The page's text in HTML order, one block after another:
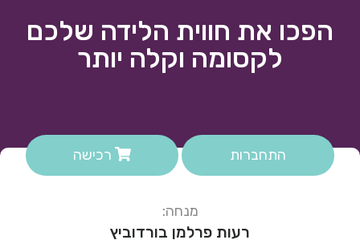
הפכו את חווית הלידה שלכם
לקסומה וקלה יותר
התחברות רכישה
מנחה:
רעות פרלמן בורדוביץ